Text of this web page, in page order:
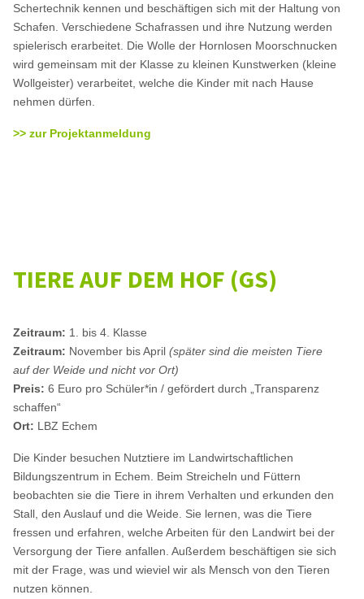
Schertechnik kennen und beschäftigen sich mit der Haltung von
Schafen. Verschiedene Schafrassen und ihre Nutzung werden
spielerisch erarbeitet. Die Wolle der Hornlosen Moorschnucken
wird gemeinsam mit der Klasse zu kleinen Kunstwerken (kleine
Wollgeister) verarbeitet, welche die Kinder mit nach Hause
nehmen dürfen.
>> zur Projektanmeldung
TIERE AUF DEM HOF (GS)
Zeitraum: 1. bis 4. Klasse
Zeitraum: November bis April(später sind die meisten Tiere
auf der Weide und nicht vor Ort)
Preis:6 Euro pro Schüler*in / gefördert durch „Transparenz
schaffen“
Ort: LBZ Echem
Die Kinder besuchen Nutztiere im Landwirtschaftlichen
Bildungszentrum in Echem. Beim Streicheln und Füttern
beobachten sie die Tiere in ihrem Verhalten und erkunden den
Stall, den Auslauf und die Weide. Sie lernen, was die Tiere
fressen und erfahren, welche Arbeiten für den Landwirt bei der
Versorgung der Tiere anfallen. Außerdem beschäftigen sie sich
mit der Frage, was und wieviel wir als Mensch von den Tieren
nutzen können.